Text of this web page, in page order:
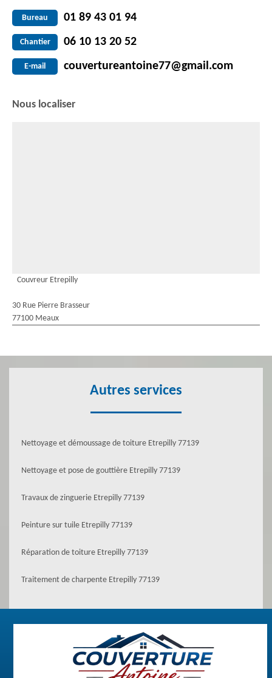
Bureau 01 89 43 01 94
Chantier 06 10 13 20 52
E-mail couvertureantoine77@gmail.com
Nous localiser
Couvreur Etrepilly
30 Rue Pierre Brasseur
77100 Meaux
Autres services
Nettoyage et démoussage de toiture Etrepilly 77139
Nettoyage et pose de gouttière Etrepilly 77139
Travaux de zinguerie Etrepilly 77139
Peinture sur tuile Etrepilly 77139
Réparation de toiture Etrepilly 77139
Traitement de charpente Etrepilly 77139